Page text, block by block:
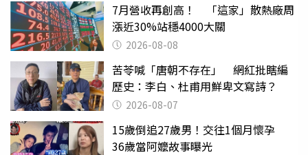
7月營收再創高！ 「這家」散熱廠周
漲近30%站穩4000大關
2026-08-08
苦苓喊「唐朝不存在」 網紅批瞎編
歷史：李白、杜甫用鮮卑文寫詩？
2026-08-07
15歲倒追27歲男！交往1個月懷孕
36歲當阿嬤故事曝光